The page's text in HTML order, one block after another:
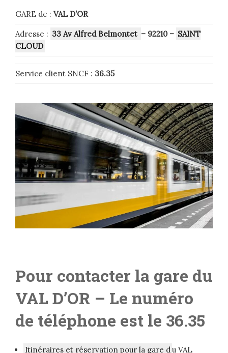
GARE de : VAL D’OR
Adresse : 33 Av Alfred Belmontet – 92210 – SAINT
CLOUD
Service client SNCF : 36.35
Pour contacter la gare du
VAL D’OR – Le numéro
de téléphone est le 36.35
Itinéraires et réservation pour la gare d u VAL